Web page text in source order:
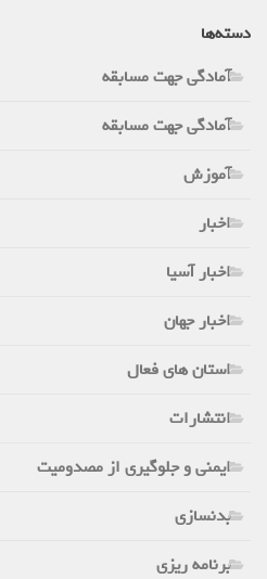
دسته‌ها
آمادگی جهت مسابقه
آمادگی جهت مسابقه
آموزش
اخبار
اخبار آسیا
اخبار جهان
استان های فعال
انتشارات
ایمنی و جلوگیری از مصدومیت
بدنسازی
برنامه ریزی